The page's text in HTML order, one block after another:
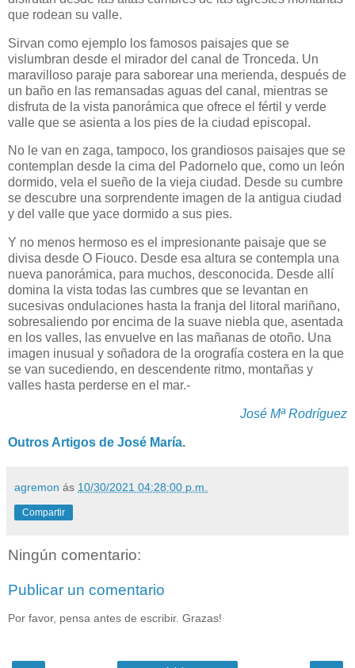
que rodean su valle.
Sirvan como ejemplo los famosos paisajes que se
vislumbran desde el mirador del canal de Tronceda. Un
maravilloso paraje para saborear una merienda, después de
un baño en las remansadas aguas del canal, mientras se
disfruta de la vista panorámica que ofrece el fértil y verde
valle que se asienta a los pies de la ciudad episcopal.
No le van en zaga, tampoco, los grandiosos paisajes que se
contemplan desde la cima del Padornelo que, como un león
dormido, vela el sueño de la vieja ciudad. Desde su cumbre
se descubre una sorprendente imagen de la antigua ciudad
y del valle que yace dormido a sus pies.
Y no menos hermoso es el impresionante paisaje que se
divisa desde O Fiouco. Desde esa altura se contempla una
nueva panorámica, para muchos, desconocida. Desde allí
domina la vista todas las cumbres que se levantan en
sucesivas ondulaciones hasta la franja del litoral mariñano,
sobresaliendo por encima de la suave niebla que, asentada
en los valles, las envuelve en las mañanas de otoño. Una
imagen inusual y soñadora de la orografía costera en la que
se van sucediendo, en descendente ritmo, montañas y
valles hasta perderse en el mar.-
José Mª Rodríguez
Outros Artigos de José María.
agremon ás 10/30/2021 04:28:00 p.m.
Compartir
Ningún comentario:
Publicar un comentario
Por favor, pensa antes de escribir. Grazas!